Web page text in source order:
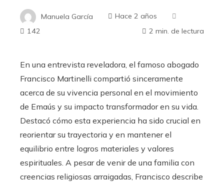
Manuela García
Hace 2 años
142
2 min. de lectura
En una entrevista reveladora, el famoso abogado
Francisco Martinelli compartió sinceramente
acerca de su vivencia personal en el movimiento
de Emaús y su impacto transformador en su vida.
Destacó cómo esta experiencia ha sido crucial en
reorientar su trayectoria y en mantener el
equilibrio entre logros materiales y valores
espirituales. A pesar de venir de una familia con
creencias religiosas arraigadas, Francisco describe